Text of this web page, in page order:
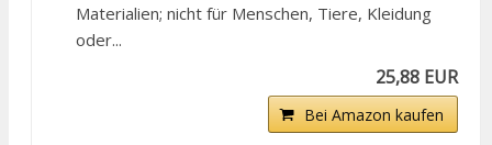
Materialien; nicht für Menschen, Tiere, Kleidung
oder...
25,88 EUR
Bei Amazon kaufen